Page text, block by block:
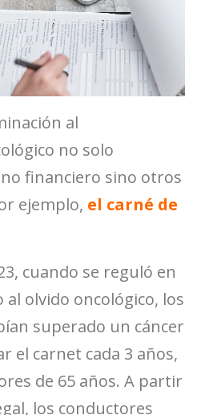
al
no solo
financiero sino otros
ejemplo, el carné de
cuando se reguló en
al olvido oncológico, los
superado un cáncer
el carnet cada 3 años,
de 65 años. A partir
los conductores